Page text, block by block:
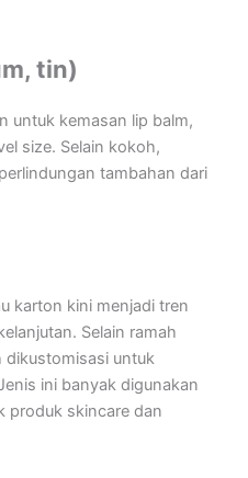
tin)
untuk kemasan lip balm,
size. Selain kokoh,
tambahan dari
karton kini menjadi tren
Selain ramah
dikustomisasi untuk
ini banyak digunakan
produk skincare dan